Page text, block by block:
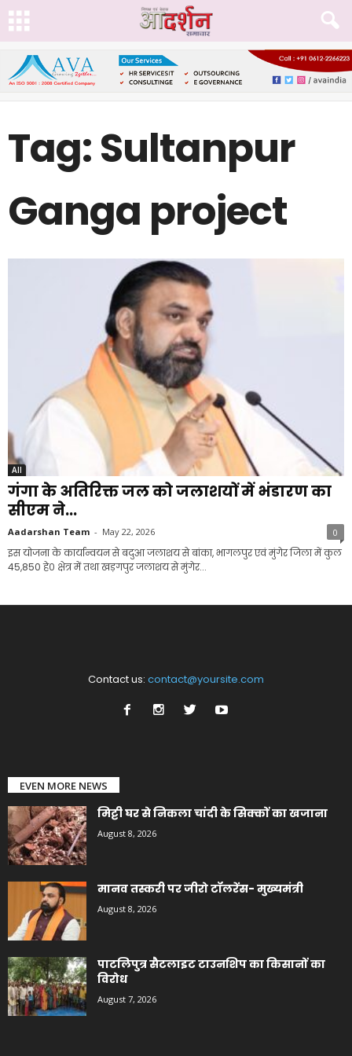
Tag: Sultanpur
Ganga project
All
गंगा के अतिरिक्त जल को जलाशयों में भंडारण का
सीएम ने...
Aadarshan Team - May 22, 2026 0
इस योजना के कार्यान्वयन से बदुआ जलाशय से बांका, भागलपुर एवं मुंगेर जिला में कुल
45,850 हे० क्षेत्र में तथा खड़गपुर जलाशय से मुंगेर...
Contact us: contact@yoursite.com
EVEN MORE NEWS
मिट्टी घर से निकला चांदी के सिक्कों का खजाना
August 8, 2026
मानव तस्करी पर जीरो टॉलरेंस- मुख्यमंत्री
August 8, 2026
पाटलिपुत्र सैटलाइट टाउनशिप का किसानों का
विरोध
August 7, 2026